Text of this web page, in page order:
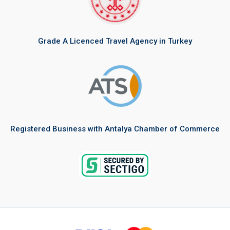
Grade A Licenced Travel Agency in Turkey
Registered Business with Antalya Chamber of Commerce